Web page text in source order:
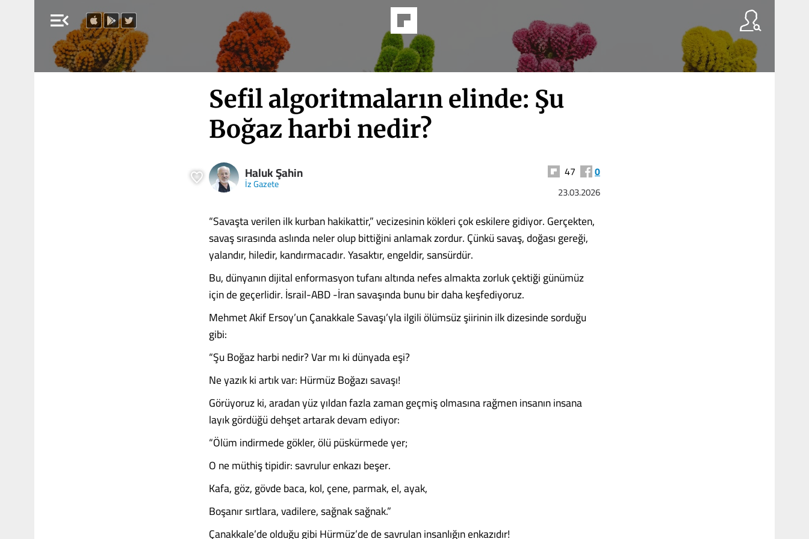
menu_open
Sefil algoritmaların elinde: Şu
Boğaz harbi nedir?
Haluk Şahin
İz Gazete
47 0
23.03.2026
“Savaşta verilen ilk kurban hakikattir,” vecizesinin kökleri çok eskilere gidiyor. Gerçekten,
savaş sırasında aslında neler olup bittiğini anlamak zordur. Çünkü savaş, doğası gereği,
yalandır, hiledir, kandırmacadır. Yasaktır, engeldir, sansürdür.
Bu, dünyanın dijital enformasyon tufanı altında nefes almakta zorluk çektiği günümüz
için de geçerlidir. İsrail-ABD -İran savaşında bunu bir daha keşfediyoruz.
Mehmet Akif Ersoy’un Çanakkale Savaşı’yla ilgili ölümsüz şiirinin ilk dizesinde sorduğu
gibi:
“Şu Boğaz harbi nedir? Var mı ki dünyada eşi?
Ne yazık ki artık var: Hürmüz Boğazı savaşı!
Görüyoruz ki, aradan yüz yıldan fazla zaman geçmiş olmasına rağmen insanın insana
layık gördüğü dehşet artarak devam ediyor:
“Ölüm indirmede gökler, ölü püskürmede yer;
O ne müthiş tipidir: savrulur enkazı beşer.
Kafa, göz, gövde baca, kol, çene, parmak, el, ayak,
Boşanır sırtlara, vadilere, sağnak sağnak.”
Çanakkale’de olduğu gibi Hürmüz’de de savrulan insanlığın enkazıdır!